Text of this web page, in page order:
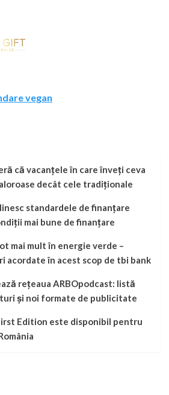
vegan
că vacanțele în care înveți ceva
decât cele tradiționale
standardele de finanțare
mai bune de finanțare
mai mult în energie verde –
acordate în acest scop de tbi bank
rețeaua ARBOpodcast: listă
și noi formate de publicitate
Edition este disponibil pentru